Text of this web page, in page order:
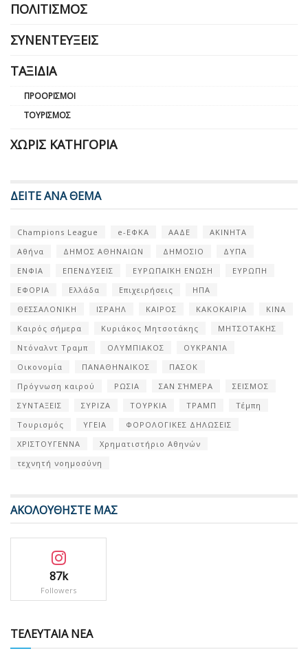
ΠΟΛΙΤΙΣΜΌΣ
ΣΥΝΕΝΤΕΎΞΕΙΣ
ΤΑΞΊΔΙΑ
ΠΡΟΟΡΙΣΜΟΊ
ΤΟΥΡΙΣΜΌΣ
ΧΩΡΊΣ ΚΑΤΗΓΟΡΊΑ
ΔΕΙΤΕ ΑΝΑ ΘΕΜΑ
Champions League e-ΕΦΚΑ ΑΑΔΕ
ΑΚΙΝΗΤΑ
Αθήνα
ΔΗΜΟΣ ΑΘΗΝΑΙΩΝ ΔΗΜΟΣΙΟ
ΔΥΠΑ
ΕΝΦΙΑ
ΕΠΕΝΔΥΣΕΙΣ ΕΥΡΩΠΑΪΚΗ ΕΝΩΣΗ
ΕΥΡΩΠΗ
ΕΦΟΡΙΑ
Ελλάδα Επιχειρήσεις
ΗΠΑ
ΘΕΣΣΑΛΟΝΙΚΗ
ΙΣΡΑΗΛ ΚΑΙΡΟΣ ΚΑΚΟΚΑΙΡΙΑ
ΚΙΝΑ
Καιρός σήμερα
Κυριάκος Μητσοτάκης
ΜΗΤΣΟΤΑΚΗΣ
Ντόναλντ Τραμπ
ΟΛΥΜΠΙΑΚΟΣ
ΟΥΚΡΑΝΊΑ
Οικονομία
ΠΑΝΑΘΗΝΑΙΚΟΣ
ΠΑΣΟΚ
Πρόγνωση καιρού
ΡΩΣΙΑ ΣΑΝ ΣΉΜΕΡΑ
ΣΕΙΣΜΟΣ
ΣΥΝΤΑΞΕΙΣ
ΣΥΡΙΖΑ ΤΟΥΡΚΙΑ ΤΡΑΜΠ
Τέμπη
Τουρισμός
ΥΓΕΙΑ
ΦΟΡΟΛΟΓΙΚΕΣ ΔΗΛΩΣΕΙΣ
ΧΡΙΣΤΟΥΓΕΝΝΑ
Χρηματιστήριο Αθηνών
τεχνητή νοημοσύνη
ΑΚΟΛΟΥΘΗΣΤΕ ΜΑΣ
87k
Followers
ΤΕΛΕΥΤΑΙΑ ΝΕΑ